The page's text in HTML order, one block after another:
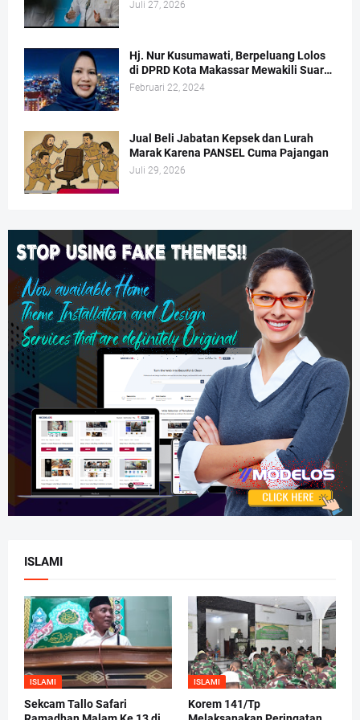
Juli 27, 2026
Hj. Nur Kusumawati, Berpeluang Lolos
di DPRD Kota Makassar Mewakili Suara
Perempuan Dapil 2
Februari 22, 2024
Jual Beli Jabatan Kepsek dan Lurah
Marak Karena PANSEL Cuma Pajangan
Juli 29, 2026
ISLAMI
ISLAMI
Sekcam Tallo Safari
ISLAMI
Korem 141/Tp